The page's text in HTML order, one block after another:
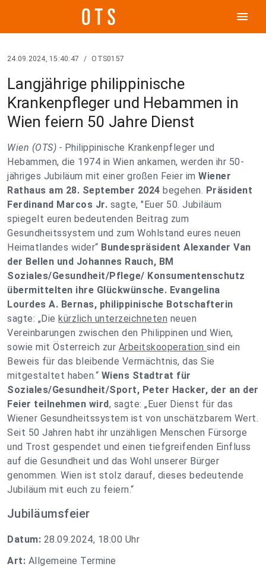
menu
24.09.2024, 15:40:47 / OTS0157
Langjährige philippinische
Krankenpfleger und Hebammen in
Wien feiern 50 Jahre Dienst
Wien (OTS) - Philippinische Krankenpfleger und
Hebammen, die 1974 in Wien ankamen, werden ihr 50-
jähriges Jubiläum mit einer großen Feier im Wiener
Rathaus am 28. September 2024 begehen. Präsident
Ferdinand Marcos Jr. sagte, "Euer 50. Jubiläum
spiegelt euren bedeutenden Beitrag zum
Gesundheitssystem und zum Wohlstand eures neuen
Heimatlandes wider“ Bundespräsident Alexander Van
der Bellen und Johannes Rauch, BM
Soziales/Gesundheit/Pflege/ Konsumentenschutz
übermittelten ihre Glückwünsche. Evangelina
Lourdes A. Bernas, philippinische Botschafterin
sagte: „Die kürzlich unterzeichneten neuen
Vereinbarungen zwischen den Philippinen und Wien,
sowie mit Österreich zur Arbeitskooperation sind ein
Beweis für das bleibende Vermächtnis, das Sie
mitgestaltet haben.“ Wiens Stadtrat für
Soziales/Gesundheit/Sport, Peter Hacker, der an der
Feier teilnehmen wird, sagte: „Euer Dienst für das
Wiener Gesundheitssystem ist von unschätzbarem Wert.
Seit 50 Jahren habt ihr unzähligen Menschen Fürsorge
und Trost gespendet und einen tiefgreifenden Einfluss
auf die Gesundheit und das Wohl unserer Bürger
genommen. Wien ist stolz darauf, dieses bedeutende
Jubiläum mit euch zu feiern.“
Jubiläumsfeier
Datum: 28.09.2024, 18:00 Uhr
Art: Allgemeine Termine